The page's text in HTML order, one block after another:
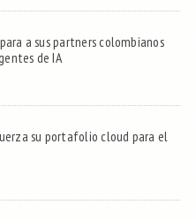
a sus partners colombianos
de IA
su portafolio cloud para el